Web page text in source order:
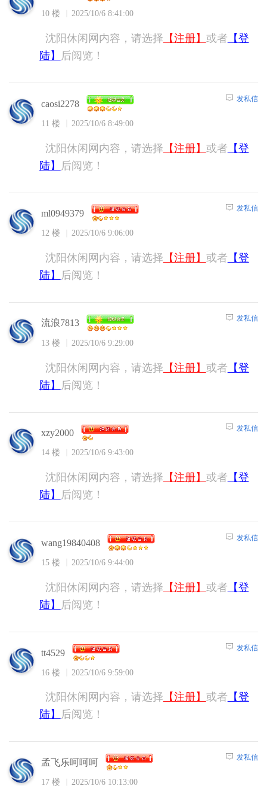
10 楼 2025/10/6 8:41:00
沈阳休闲网内容，请选择 【注册】 或者 【登
陆】
后阅览！
caosi2278
11 楼 2025/10/6 8:49:00
发私信
沈阳休闲网内容，请选择 【注册】 或者 【登
陆】
后阅览！
ml0949379
12 楼 2025/10/6 9:06:00
发私信
沈阳休闲网内容，请选择 【注册】 或者 【登
陆】
后阅览！
流浪7813
13 楼 2025/10/6 9:29:00
发私信
沈阳休闲网内容，请选择 【注册】 或者 【登
陆】
后阅览！
xzy2000
14 楼 2025/10/6 9:43:00
发私信
沈阳休闲网内容，请选择 【注册】 或者 【登
陆】
后阅览！
wang19840408
15 楼 2025/10/6 9:44:00
发私信
沈阳休闲网内容，请选择 【注册】 或者 【登
陆】
后阅览！
tt4529
16 楼 2025/10/6 9:59:00
发私信
沈阳休闲网内容，请选择 【注册】 或者 【登
陆】
后阅览！
孟飞乐呵呵呵
17 楼 2025/10/6 10:13:00
发私信